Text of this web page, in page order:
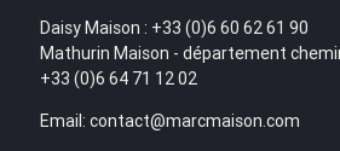
Daisy Maison : +33 (0)6 60 62 61 90
Mathurin Maison - département
+33 (0)6 64 71 12 02
Email: contact@marcmaison.com